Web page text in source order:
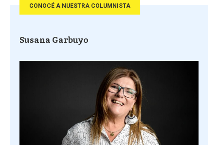
CONOCÉ A NUESTRA COLUMNISTA
Susana Garbuyo